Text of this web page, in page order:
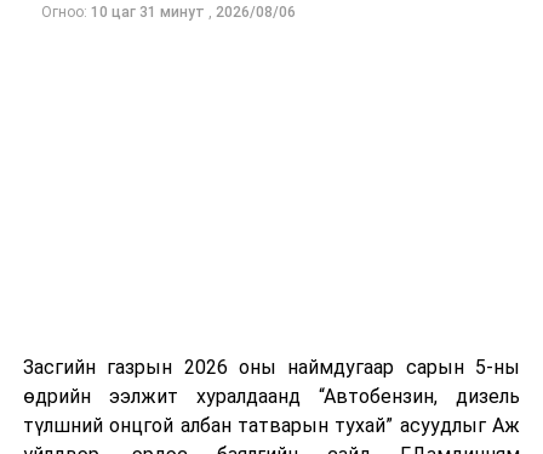
дүн нь ирэх арваннэгдүгээр сард болох АНУ-ын
Огноо: 10 цаг 31 минут , 2026/08/06
Засгийн газрын 2026 оны наймдугаар сарын 5-ны
өдрийн ээлжит хуралдаанд “Автобензин, дизель
түлшний онцгой албан татварын тухай” асуудлыг Аж